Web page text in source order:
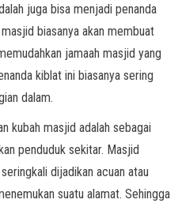
juga bisa menjadi penanda
biasanya akan membuat
jamaah masjid yang
kiblat ini biasanya sering
dalam.
kubah masjid adalah sebagai
penduduk sekitar. Masjid
dijadikan acuan atau
suatu alamat. Sehingga